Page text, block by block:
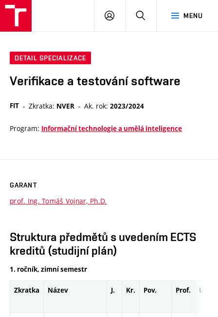
MENU
PŘIHLÁSIT
DETAIL SPECIALIZACE
Verifikace a testování software
FIT Zkratka: NVER Ak. rok: 2023/2024
Program: Informační technologie a umělá inteligence
GARANT
prof. Ing. Tomáš Vojnar, Ph.D.
Struktura předmětů s uvedením ECTS
kreditů (studijní plán)
1. ročník, zimní semestr
Zkratka Název J. Kr. Pov. Prof. Uk.